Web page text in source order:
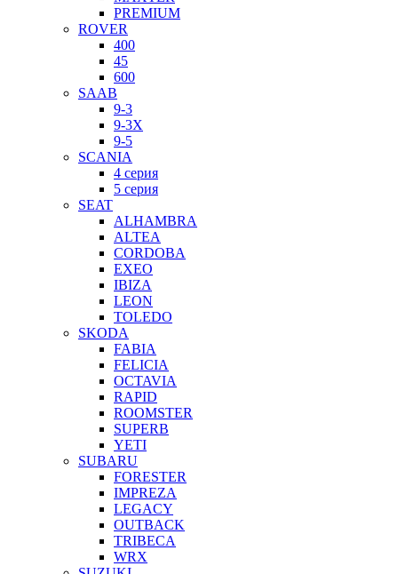
PREMIUM
ROVER
400
45
600
SAAB
9-3
9-3X
9-5
SCANIA
4 серия
5 серия
SEAT
ALHAMBRA
ALTEA
CORDOBA
EXEO
IBIZA
LEON
TOLEDO
SKODA
FABIA
FELICIA
OCTAVIA
RAPID
ROOMSTER
SUPERB
YETI
SUBARU
FORESTER
IMPREZA
LEGACY
OUTBACK
TRIBECA
WRX